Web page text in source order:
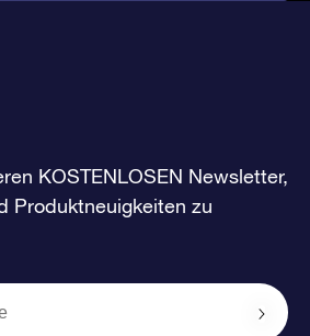
KOSTENLOSEN Newsletter,
Produktneuigkeiten zu